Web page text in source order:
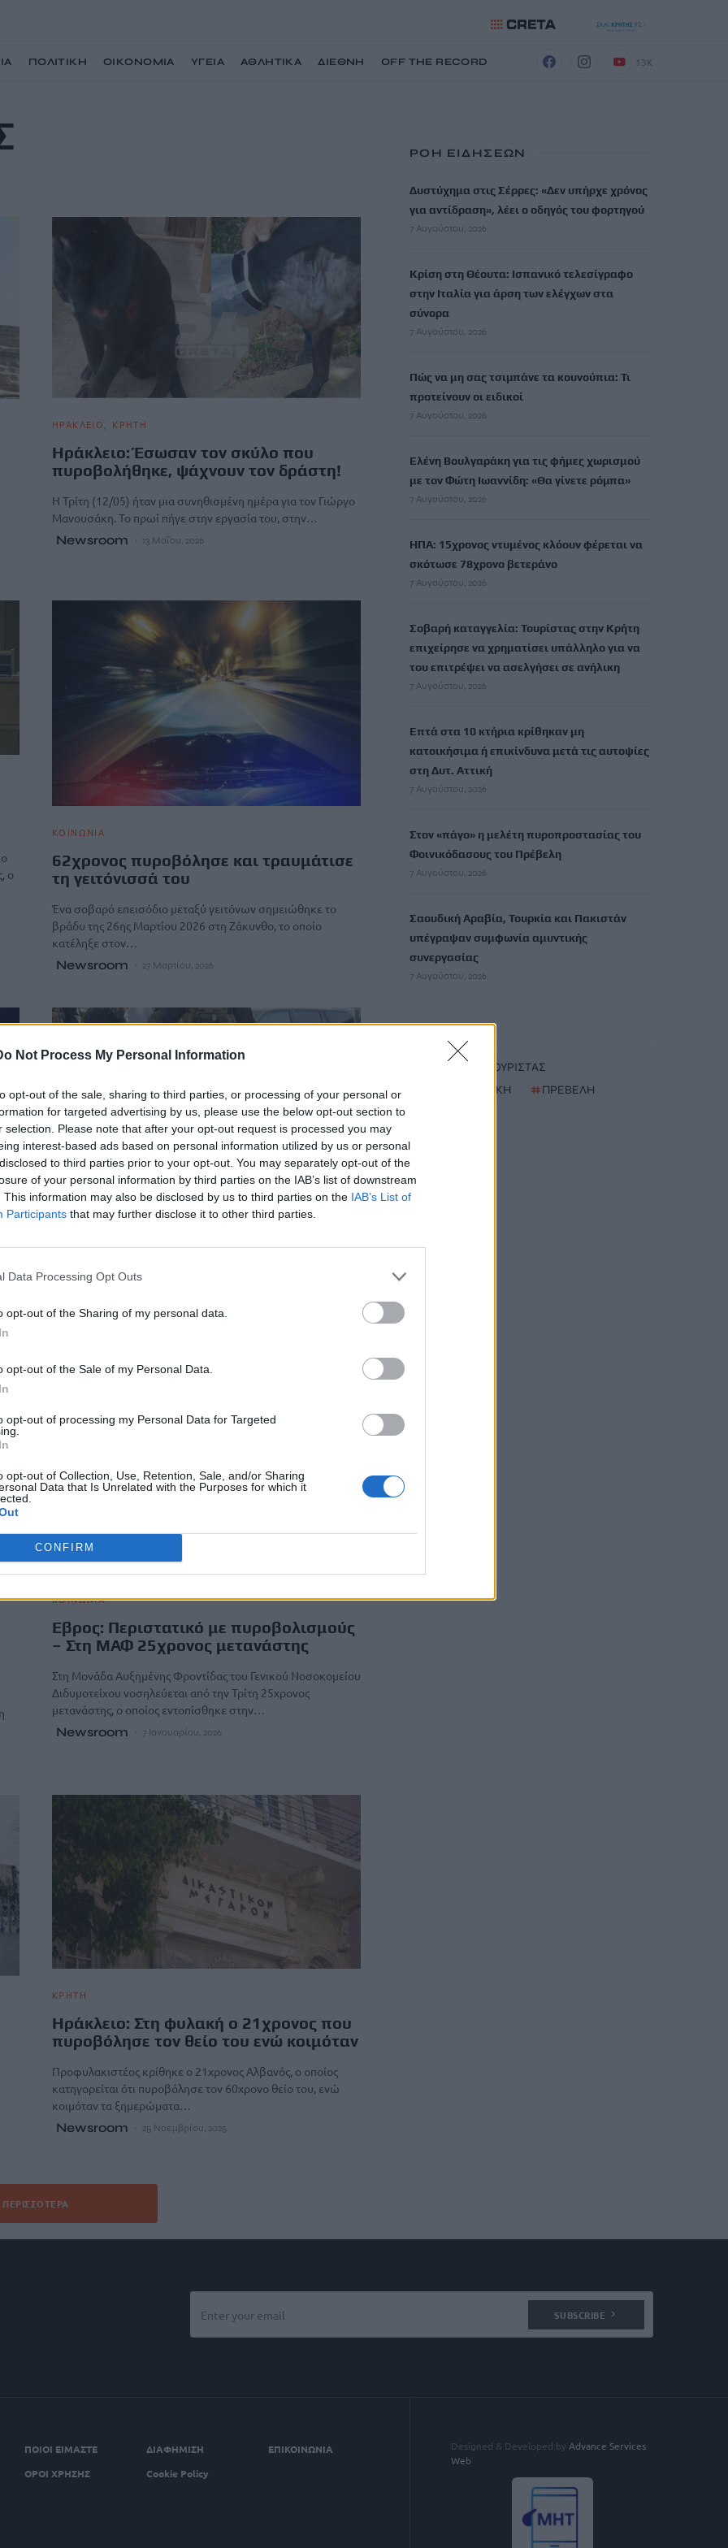
Not Process My Personal Information
opt-out of the sale, sharing to third parties, or processing of your personal or
for targeted advertising by us, please use the below opt-out section to
selection. Please note that after your opt-out request is processed you may
interest-based ads based on personal information utilized by us or personal
to third parties prior to your opt-out. You may separately opt-out of the
of your personal information by third parties on the IAB’s list of downstream
This information may also be disclosed by us to third parties on the IAB’s List of
Participants that may further disclose it to other third parties.
Data Processing Opt Outs
opt-out of the Sharing of my personal data.
opt-out of the Sale of my Personal Data.
opt-out of processing my Personal Data for Targeted
opt-out of Collection, Use, Retention, Sale, and/or Sharing
Data that Is Unrelated with the Purposes for which it
CONFIRM
ΠΟΛΙΤΙΚΗ ΟΙΚΟΝΟΜΙΑ ΥΓΕΙΑ ΑΘΛΗΤΙΚΑ ΔΙΕΘΝΗ OFF THE RECORD 13K
ΗΡΑΚΛΕΙΟ ΚΡΗΤΗ
Ηράκλειο: Έσωσαν τον σκύλο που
πυροβολήθηκε, ψάχνουν τον δράστη!
Η Τρίτη (12/05) ήταν μια συνηθισμένη ημέρα για τον Γιώργο
Μανουσάκη. Το πρωί πήγε στην εργασία του, στην…
Newsroom 13 Μαΐου, 2026
ο
ΚΟΙΝΩΝΙΑ
62χρονος πυροβόλησε και τραυμάτισε
τη γειτόνισσά του
Ένα σοβαρό επεισόδιο μεταξύ γειτόνων σημειώθηκε το
βράδυ της 26ης Μαρτίου 2026 στη Ζάκυνθο, το οποίο
κατέληξε στον…
Newsroom 27 Μαρτίου, 2026
ΔΙΕΘΝΗ
πυροβόλησαν τον Άλεξ Πρέτι στη
Μινεάπολη
συνοριοφυλακής (CBP) που εμπλέκονται στο επεισόδιο με
ΚΟΙΝΩΝΙΑ
Εβρος: Περιστατικό με πυροβολισμούς
– Στη ΜΑΦ 25χρονος μετανάστης
Στη Μονάδα Αυξημένης Φροντίδας του Γενικού Νοσοκομείου
Διδυμοτείχου νοσηλεύεται από την Τρίτη 25χρονος
μετανάστης, ο οποίος εντοπίσθηκε στην…
Newsroom 7 Ιανουαρίου, 2026
ΚΡΗΤΗ
Ηράκλειο: Στη φυλακή ο 21χρονος που
πυροβόλησε τον θείο του ενώ κοιμόταν
Προφυλακιστέος κρίθηκε ο 21χρονος Αλβανός, ο οποίος
κατηγορείται ότι πυροβόλησε τον 60χρονο θείο του, ενώ
κοιμόταν τα ξημερώματα…
Newsroom 25 Νοεμβρίου, 2025
ΠΕΡΙΣΣΌΤΕΡΑ
ΡΟΗ ΕΙΔΗΣΕΩΝ
Δυστύχημα στις Σέρρες: «Δεν υπήρχε χρόνος
για αντίδραση», λέει ο οδηγός του φορτηγού
7 Αυγούστου, 2026
Κρίση στη Θέουτα: Ισπανικό τελεσίγραφο
στην Ιταλία για άρση των ελέγχων στα
σύνορα
7 Αυγούστου, 2026
Πώς να μη σας τσιμπάνε τα κουνούπια: Τι
προτείνουν οι ειδικοί
7 Αυγούστου, 2026
Ελένη Βουλγαράκη για τις φήμες χωρισμού
με τον Φώτη Ιωαννίδη: «Θα γίνετε ρόμπα»
7 Αυγούστου, 2026
ΗΠΑ: 15χρονος ντυμένος κλόουν φέρεται να
σκότωσε 78χρονο βετεράνο
7 Αυγούστου, 2026
Σοβαρή καταγγελία: Τουρίστας στην Κρήτη
επιχείρησε να χρηματίσει υπάλληλο για να
του επιτρέψει να ασελγήσει σε ανήλικη
7 Αυγούστου, 2026
Επτά στα 10 κτήρια κρίθηκαν μη
κατοικήσιμα ή επικίνδυνα μετά τις αυτοψίες
στη Δυτ. Αττική
7 Αυγούστου, 2026
Στον «πάγο» η μελέτη πυροπροστασίας του
Φοινικόδασους του Πρέβελη
7 Αυγούστου, 2026
Σαουδική Αραβία, Τουρκία και Πακιστάν
υπέγραψαν συμφωνία αμυντικής
συνεργασίας
7 Αυγούστου, 2026
TRENDING
ΤΟΥΡΙΣΤΑΣ
ΔΥΤΙΚΗ ΑΤΤΙΚΗ #ΠΡΕΒΕΛΗ
SUBSCRIBE
ΠΟΙΟΙ ΕΙΜΑΣΤΕ ΔΙΑΦΗΜΙΣΗ
ΕΠΙΚΟΙΝΩΝΙΑ
ΟΡΟΙ ΧΡΗΣΗΣ
Cookie Policy
Designed & Developed by Advance Services
Web